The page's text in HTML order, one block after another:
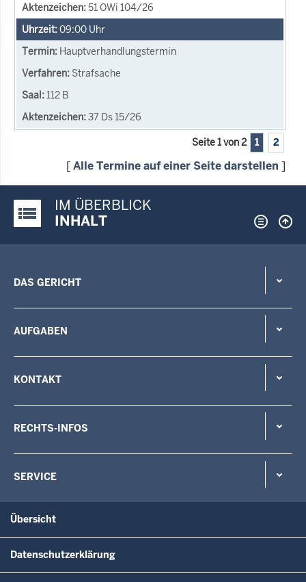
51 OWi 104/26
09:00 Uhr
Hauptverhandlungstermin
Strafsache
112 B
37 Ds 15/26
Seite 1 von 2 1 2
[Alle Termine auf einer Seite darstellen ]
Justiz-Portal im Überblick:
IM ÜBERBLICK
INHALT
DAS GERICHT
AUFGABEN
KONTAKT
RECHTS-INFOS
SERVICE
Übersicht
Datenschutzerklärung